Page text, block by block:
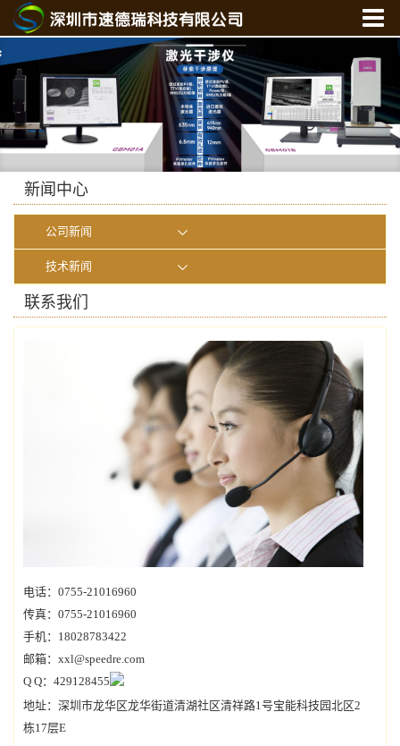
产品中心
新闻中心
新闻中心
公司新闻
技术新闻
联系我们
电话：0755-21016960
传真：0755-21016960
手机：18028783422
邮箱：xxl@speedre.com
Q Q：429128455
地址：深圳市龙华区龙华街道清湖社区清祥路1号宝能科技园北区2
栋17层E